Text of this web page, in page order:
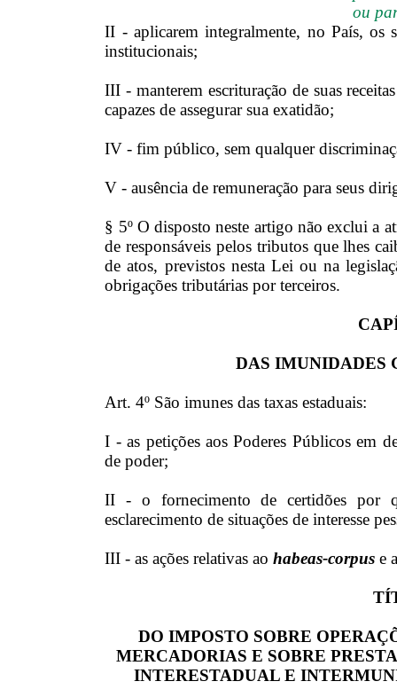
ou
II - aplicarem integralmente, no País, os
institucionais;
III - manterem escrituração de suas
capazes de assegurar sua exatidão;
IV - fim público, sem qualquer
V - ausência de remuneração para seus
§ 5º O disposto neste artigo não exclui a
de responsáveis pelos tributos que lhes
de atos, previstos nesta Lei ou na
obrigações tributárias por terceiros.
DAS IMUNIDADES
Art. 4º São imunes das taxas estaduais:
I - as petições aos Poderes Públicos em
de poder;
II - o fornecimento de certidões por
esclarecimento de situações de interesse
III - as ações relativas aohabeas-corpus e
DO IMPOSTO SOBRE
MERCADORIAS E SOBRE
INTERESTADUAL E